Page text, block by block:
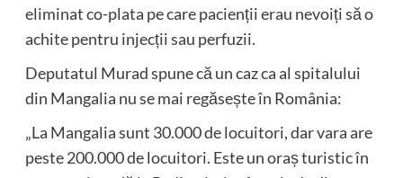
eliminat co-plata pe care pacienții erau nevoiți să o
achite pentru injecții sau perfuzii.
Deputatul Murad spune că un caz ca al spitalului
din Mangalia nu se mai regăsește în România:
„La Mangalia sunt 30.000 de locuitori, dar vara are
peste 200.000 de locuitori. Este un oraș turistic în